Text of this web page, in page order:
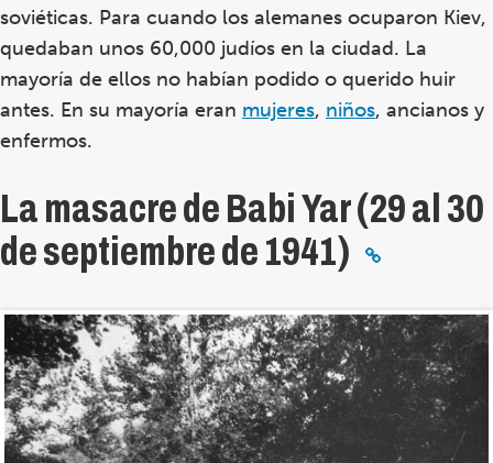
soviéticas. Para cuando los alemanes ocuparon Kiev,
quedaban unos 60,000 judíos en la ciudad. La
mayoría de ellos no habían podido o querido huir
antes. En su mayoría eran mujeres, niños, ancianos y
enfermos.
La masacre de Babi Yar (29 al 30
de septiembre de 1941)